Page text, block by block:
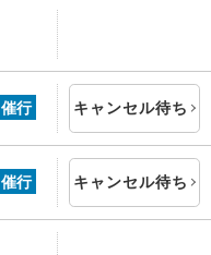
催行 キャンセル待ち
催行 キャンセル待ち